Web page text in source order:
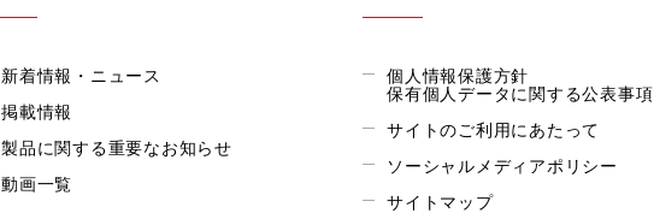
新着情報・ニュース
掲載情報
製品に関する重要なお知らせ
動画一覧
個人情報保護方針
保有個人データに関する公表事項
サイトのご利用にあたって
ソーシャルメディアポリシー
サイトマップ